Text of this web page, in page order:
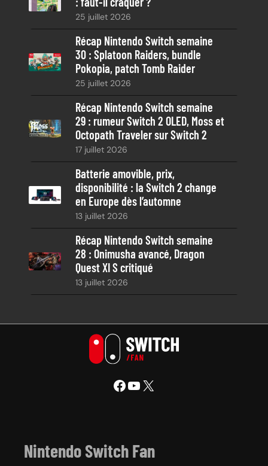
25 juillet 2026
Récap Nintendo Switch semaine
30 : Splatoon Raiders, bundle
Pokopia, patch Tomb Raider
25 juillet 2026
Récap Nintendo Switch semaine
29 : rumeur Switch 2 OLED, Moss et
Octopath Traveler sur Switch 2
17 juillet 2026
Batterie amovible, prix,
disponibilité : la Switch 2 change
en Europe dès l’automne
13 juillet 2026
Récap Nintendo Switch semaine
28 : Onimusha avancé, Dragon
Quest XI S critiqué
13 juillet 2026
Facebook YouTube X
Nintendo Switch Fan